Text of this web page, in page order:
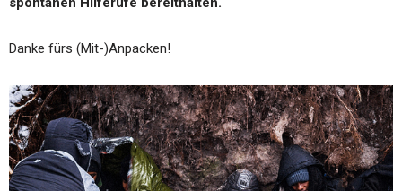
Danke fürs (Mit-)Anpacken!